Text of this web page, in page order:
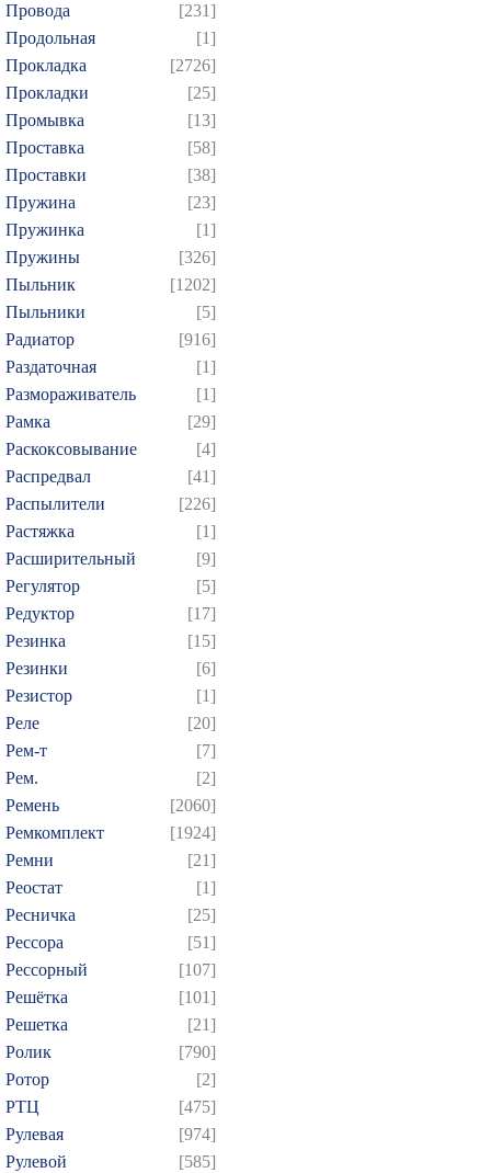
Провода
[231]
Продольная
[1]
Прокладка
[2726]
Прокладки
[25]
Промывка
[13]
Проставка
[58]
Проставки
[38]
Пружина
[23]
Пружинка
[1]
Пружины
[326]
Пыльник
[1202]
Пыльники
[5]
Радиатор
[916]
Раздаточная
[1]
Размораживатель
[1]
Рамка
[29]
Раскоксовывание
[4]
Распредвал
[41]
Распылители
[226]
Растяжка
[1]
Расширительный
[9]
Регулятор
[5]
Редуктор
[17]
Резинка
[15]
Резинки
[6]
Резистор
[1]
Реле
[20]
Рем-т
[7]
Рем.
[2]
Ремень
[2060]
Ремкомплект
[1924]
Ремни
[21]
Реостат
[1]
Ресничка
[25]
Рессора
[51]
Рессорный
[107]
Решётка
[101]
Решетка
[21]
Ролик
[790]
Ротор
[2]
РТЦ
[475]
Рулевая
[974]
Рулевой
[585]